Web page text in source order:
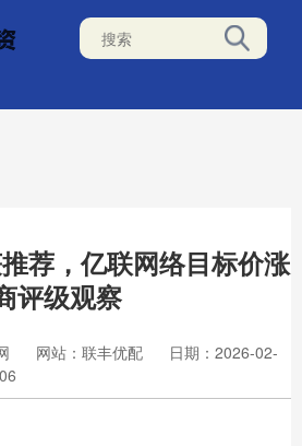
荐，亿联网络目标价涨
评级观察
网站：联丰优配
日期：2026-02-